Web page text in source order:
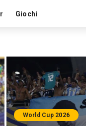
Giochi
World Cup 2026